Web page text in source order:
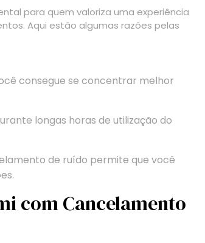
para quem valoriza uma experiência
Aqui estão algumas razões pelas
consegue se concentrar melhor
longas horas de utilização do
de ruído permite que você
com Cancelamento